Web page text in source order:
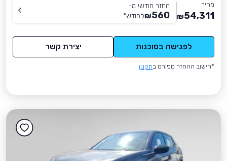
מחיר
54,311
₪
החזר חודשי מ-
560
₪לחודש*
לפגישה בסוכנות יצירת קשר
*חישוב ההחזר מפורט בתקנון